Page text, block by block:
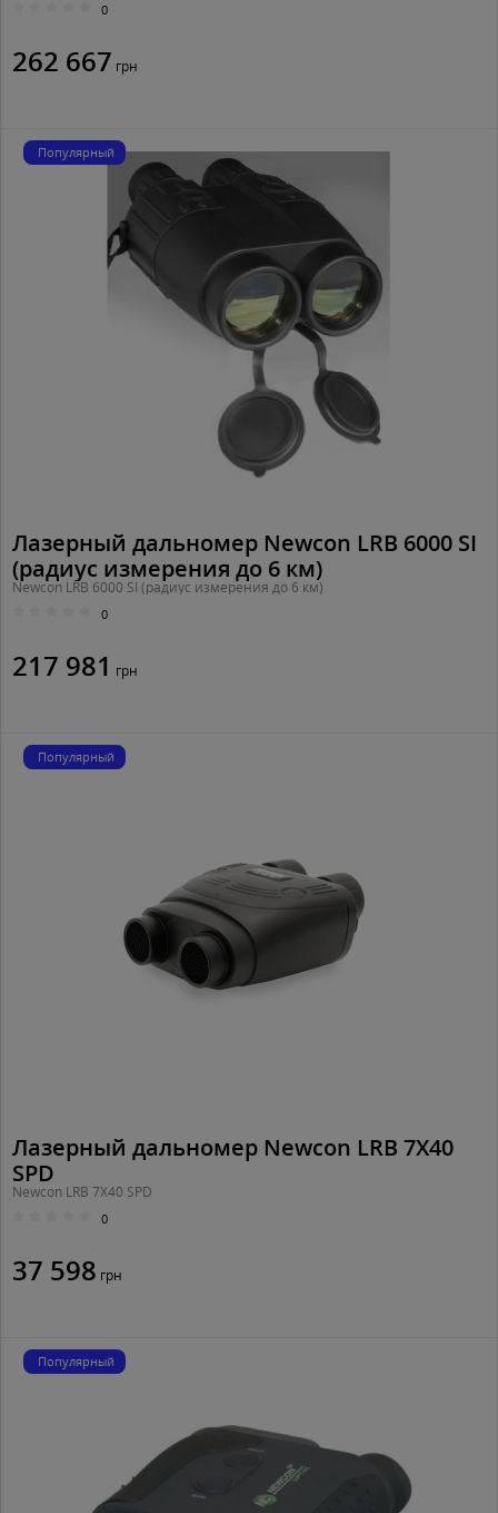
0
262 667 грн
Популярный
Лазерный дальномер Newcon LRB 6000 SI
(радиус измерения до 6 км)
Newcon LRB 6000 SI (радиус измерения до 6 км)
0
217 981 грн
Популярный
Лазерный дальномер Newcon LRB 7X40
SPD
Newcon LRB 7X40 SPD
0
37 598 грн
Популярный